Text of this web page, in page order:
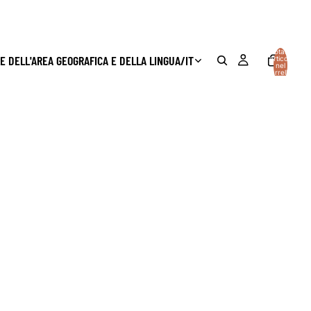
DELL'AREA GEOGRAFICA E DELLA LINGUA/IT
Totale
articoli
nel
carrello: